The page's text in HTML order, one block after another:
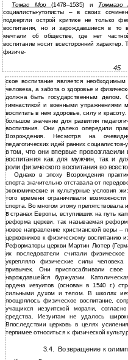
Томас Мор(1478–1535) и Томмазо
социалисты-утописты – в своих
подвергли острой критике не только
воспитания, но и зарождавшиеся в то
мечтали об обществе, где нет
воспитание носит всесторонний
физиче-
45
ское воспитание является необходимым
человека, а забота о здоровье и
должна быть государственным делом.
гимнастикой и военными упражнениями
воспитать в нем здоровье, силу и
большое значение для развития
воспитания. Они далеко опередили
Возрождения. Несмотря на
педагогических идей ранних социалистов-
в том, что они впервые
воспитания как для мужчин, так и
роли физического воспитания во
Однако в эпоху Возрождения
спорта значительно отставала от
экономические и культурные условия
того времени ограничивали
спорта. Во многом этому препятствовала
в странах Европы, вступивших на путь
реформа церкви, так называемая
новое направление христианской веры –
церковников к физическому воспитанию
Реформаторы церкви Мартин Лютер
их последователи считали
укрепляло физические силы
привычек. Они приспосабливали
нарождавшейся буржуазии.
ордена иезуитов (основан в 1540 г.)
сильными духом и телом. В школах
поощрялось физическое воспитание,
учащихся иезуитской морали,
средства. Иезуитам не удалось
Впоследствии церковь в целях
терпимее относиться к физической
3.4. Возвращение к